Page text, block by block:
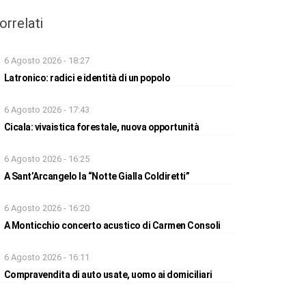
6 Agosto 2026 - 18:27
Latronico: radici e identità di un popolo
6 Agosto 2026 - 17:43
Cicala: vivaistica forestale, nuova opportunità
6 Agosto 2026 - 16:25
A Sant’Arcangelo la “Notte Gialla Coldiretti”
6 Agosto 2026 - 16:20
A Monticchio concerto acustico di Carmen Consoli
6 Agosto 2026 - 16:11
Compravendita di auto usate, uomo ai domiciliari